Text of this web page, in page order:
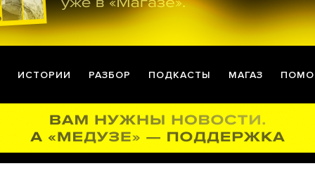
ИСТОРИИ РАЗБОР ПОДКАСТЫ МАГАЗ